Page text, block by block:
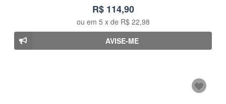
R$ 114,90
ou em 5 x de R$ 22,98
AVISE-ME